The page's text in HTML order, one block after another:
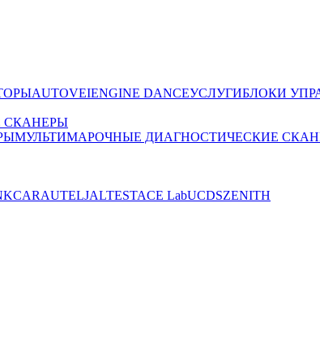
AUTOVEIENGINE DANCEУСЛУГИБЛОКИ
СКАНЕРЫ
МУЛЬТИМАРОЧНЫЕ ДИАГНОСТИЧЕСКИЕ
AUTELJALTESTACE LabUCDSZENITH